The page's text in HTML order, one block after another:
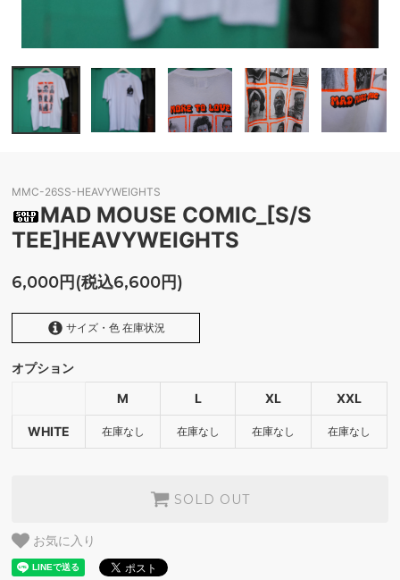
MMC-26SS-HEAVYWEIGHTS
MAD MOUSE COMIC_[S/S
TEE]HEAVYWEIGHTS
6,000円(税込6,600円)
サイズ・色 在庫状況
WHITE
SOLD OUT
WHITE
オプション
M
L XL XXL
WHITE 在庫なし 在庫なし 在庫なし 在庫なし
SOLD OUT
お気に入り